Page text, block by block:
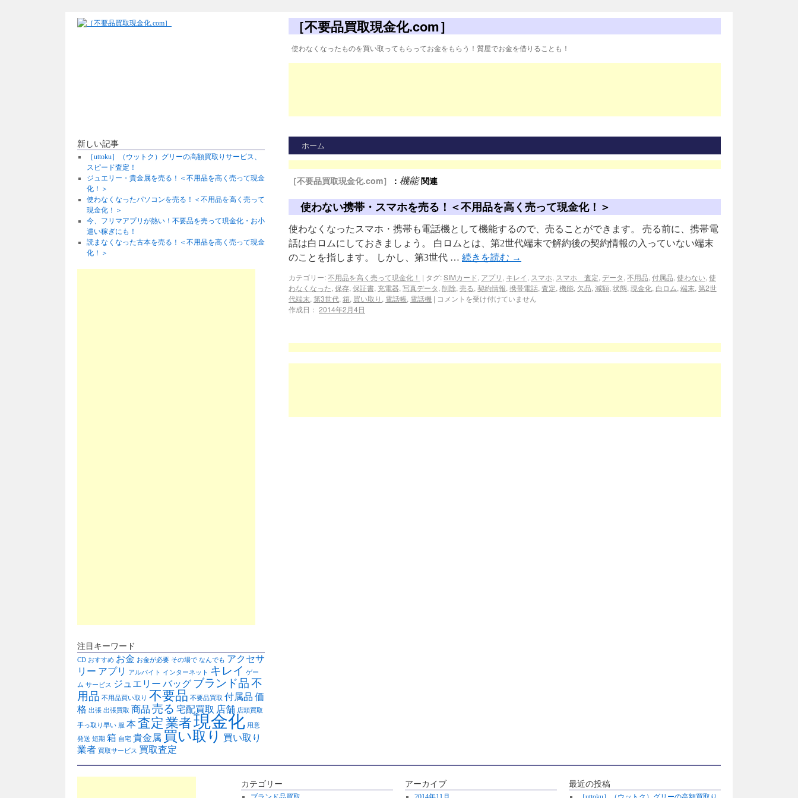
［不要品買取現金化.com］
使わなくなったものを買い取ってもらってお金をもらう！質屋でお金を借りることも！
ホーム
［不要品買取現金化.com］ ： 機能関連
使わない携帯・スマホを売る！＜不用品を高く売って現金化！＞
使わなくなったスマホ・携帯も電話機として機能するので、売ることができます。 売る前に、携帯電
話は白ロムにしておきましょう。 白ロムとは、第2世代端末で解約後の契約情報の入っていない端末
のことを指します。 しかし、第3世代 … 続きを読む →
カテゴリー:不用品を高く売って現金化！ | タグ:SIMカード, アプリ , キレイ, スマホ, スマホ 査定, データ, 不用品, 付属品, 使わない, 使
わなくなった, 保存, 保証書, 充電器, 写真データ, 削除, 売る, 契約情報, 携帯電話, 査定, 機能, 欠品, 減額, 状態, 現金化, 白ロム, 端末, 第2世
代端末, 第3世代, 箱, 買い取り , 電話帳, 電話機 | コメントを受け付けていません
作成日： 2014年2月4日
新しい記事
［uttoku］（ウットク）グリーの高額買取りサービス、
スピード査定！
ジュエリー・貴金属を売る！＜不用品を高く売って現金
化！＞
使わなくなったパソコンを売る！＜不用品を高く売って
現金化！＞
今、フリマアプリが熱い！不要品を売って現金化・お小
遣い稼ぎにも！
読まなくなった古本を売る！＜不用品を高く売って現金
化！＞
注目キーワード
CD おすすめ お金 お金が必要 その場で なんでも アクセサ
リー アプリ アルバイト インターネット キレイ ゲー
ム サービス ジュエリー バッグ ブランド品不
用品 不用品買い取り 不要品 不要品買取 付属品 価
格 出張 出張買取 商品 売る 宅配買取 店舗 店頭買取
手っ取り早い 服 本査定 業者現金化 用意
発送 短期 箱 自宅 貴金属 買い取り
買い取り
業者 買取サービス 買取査定
カテゴリー アーカイブ 最近の投稿